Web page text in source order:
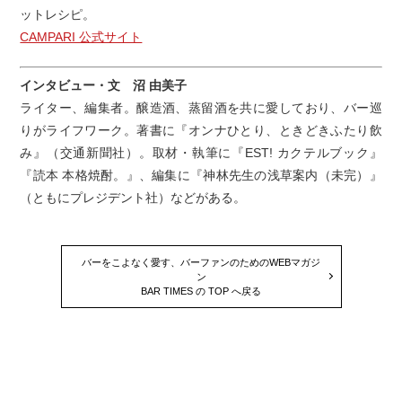
ットレシピ。
CAMPARI 公式サイト
インタビュー・文 沼 由美子
ライター、編集者。醸造酒、蒸留酒を共に愛しており、バー巡
りがライフワーク。著書に『オンナひとり、ときどきふたり飲
み』（交通新聞社）。取材・執筆に『EST! カクテルブック』
『読本 本格焼酎。』、編集に『神林先生の浅草案内（未完）』
（ともにプレジデント社）などがある。
バーをこよなく愛す、バーファンのためのWEBマガジ
ン
BAR TIMES の TOP へ戻る